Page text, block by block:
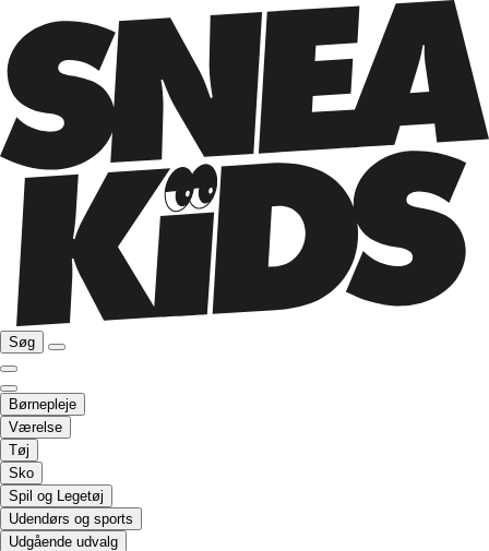
Søg
Børnepleje
Værelse
Tøj
Sko
Spil og Legetøj
Udendørs og sports
Udgående udvalg